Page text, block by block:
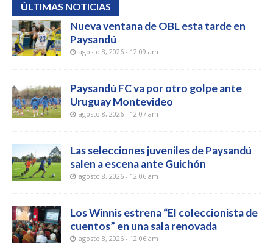
ÚLTIMAS NOTICIAS
Nueva ventana de OBL esta tarde en
Paysandú
agosto 8, 2026 - 12:09 am
Paysandú FC va por otro golpe ante
Uruguay Montevideo
agosto 8, 2026 - 12:07 am
Las selecciones juveniles de Paysandú
salen a escena ante Guichón
agosto 8, 2026 - 12:06 am
Los Winnis estrena “El coleccionista de
cuentos” en una sala renovada
agosto 8, 2026 - 12:06 am